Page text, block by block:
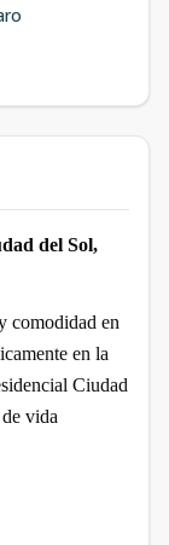
del Sol,
comodidad en
en la
Ciudad
vida